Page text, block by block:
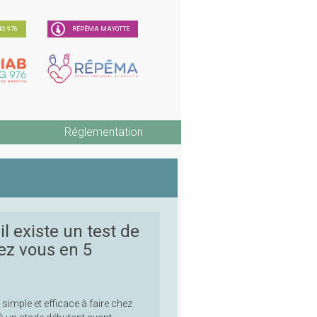
976 RÉPÉMA MAYOTTE
Réglementation
existe un test de
vous en 5
et efficace à faire chez